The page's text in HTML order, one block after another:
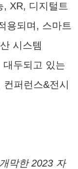
, XR, 디지털트
용되며, 스마트
시스템
대두되고 있는
퍼런스&전시
막한 2023 자